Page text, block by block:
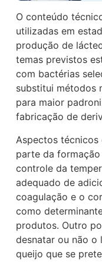
O conteúdo
utilizadas em
produção de
temas previstos
com bactérias
substitui métodos
para maior
fabricação de
Aspectos
parte da
controle da
adequado de
coagulação e o
como
produtos. Outro
desnatar ou não
queijo que se